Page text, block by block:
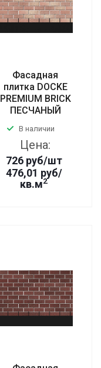
Фасадная
плитка DOCKE
PREMIUM BRICK
ПЕСЧАНЫЙ
В наличии
Цена:
726 руб/шт
476,01 руб/
кв.м2